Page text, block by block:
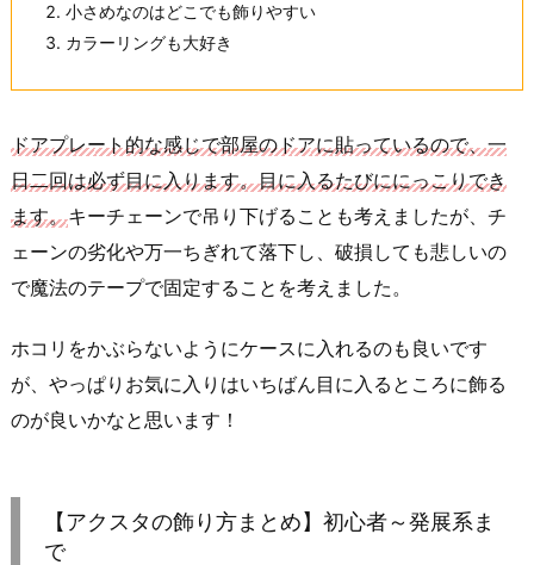
小さめなのはどこでも飾りやすい
カラーリングも大好き
ドアプレート的な感じで部屋のドアに貼っているので、一
日二回は必ず目に入ります。目に入るたびににっこりでき
ます。キーチェーンで吊り下げることも考えましたが、チ
ェーンの劣化や万一ちぎれて落下し、破損しても悲しいの
で魔法のテープで固定することを考えました。
ホコリをかぶらないようにケースに入れるのも良いです
が、やっぱりお気に入りはいちばん目に入るところに飾る
のが良いかなと思います！
【アクスタの飾り方まとめ】初心者～発展系ま
で